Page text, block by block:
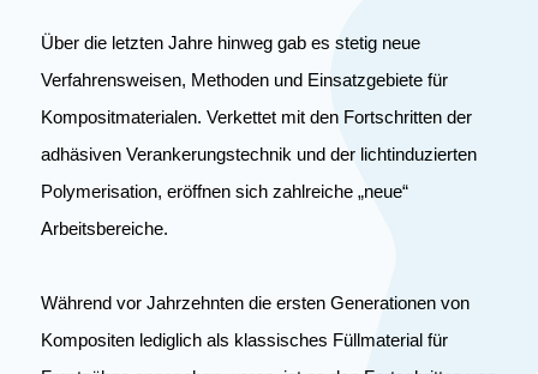
Über die letzten Jahre hinweg gab es stetig neue
Verfahrensweisen, Methoden und Einsatzgebiete für
Kompositmaterialen. Verkettet mit den Fortschritten der
adhäsiven Verankerungstechnik und der lichtinduzierten
Polymerisation, eröffnen sich zahlreiche „neue“
Arbeitsbereiche.
Während vor Jahrzehnten die ersten Generationen von
Kompositen lediglich als klassisches Füllmaterial für